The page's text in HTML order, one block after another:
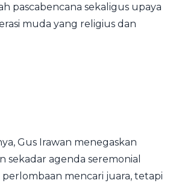
pascabencana sekaligus upaya
muda yang religius dan
Gus Irawan menegaskan
sekadar agenda seremonial
mencari juara, tetapi